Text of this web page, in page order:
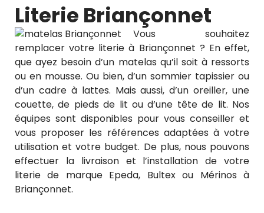
Literie Briançonnet
Vous souhaitez
remplacer votre literie à Briançonnet ? En effet,
que ayez besoin d’un matelas qu’il soit à ressorts
ou en mousse. Ou bien, d’un sommier tapissier ou
d’un cadre à lattes. Mais aussi, d’un oreiller, une
couette, de pieds de lit ou d’une tête de lit. Nos
équipes sont disponibles pour vous conseiller et
vous proposer les références adaptées à votre
utilisation et votre budget. De plus, nous pouvons
effectuer la livraison et l’installation de votre
literie de marque Epeda, Bultex ou Mérinos à
Briançonnet.